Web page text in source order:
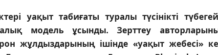
уақыт табиғаты туралы түсінікті
модель ұсынды. Зерттеу
жұлдыздарының ішінде «уақыт жебесі»